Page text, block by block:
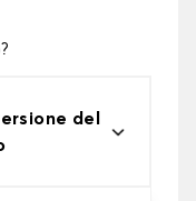
del